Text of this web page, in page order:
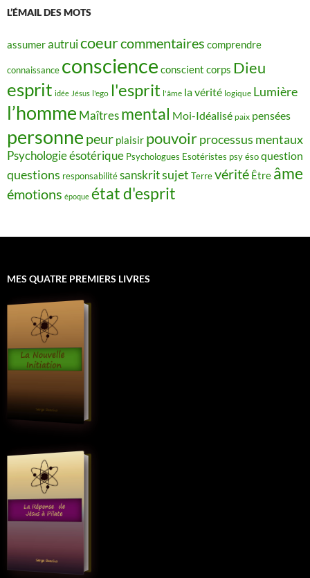
L’ÉMAIL DES MOTS
assumerautruicoeurcommentaires comprendre
connaissance conscience conscient corps Dieu
esprit idée Jésus l'ego l'esprit l'âme la vérité logique Lumière
l’homme Maîtres mental Moi-Idéalisé paix pensées
personne peur plaisir pouvoirprocessus mentaux
Psychologie ésotérique Psychologues Esotéristes psy ésoquestion
questions responsabilitésanskritsujet Terrevérité Être âme
émotions époque état d'esprit
MES QUATRE PREMIERS LIVRES